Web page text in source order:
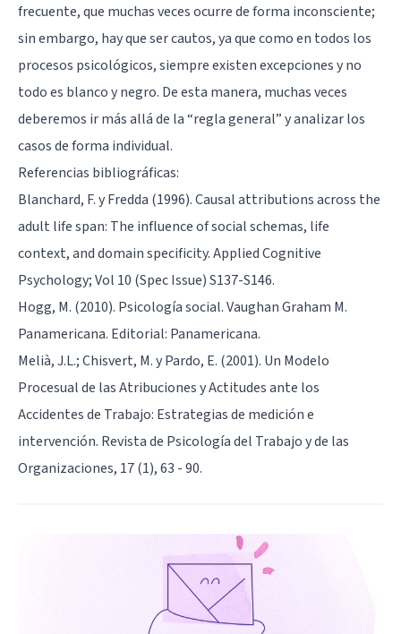
frecuente, que muchas veces ocurre de forma inconsciente;
sin embargo, hay que ser cautos, ya que como en todos los
procesos psicológicos, siempre existen excepciones y no
todo es blanco y negro. De esta manera, muchas veces
deberemos ir más allá de la “regla general” y analizar los
casos de forma individual.
Referencias bibliográficas:
Blanchard, F. y Fredda (1996). Causal attributions across the
adult life span: The influence of social schemas, life
context, and domain specificity. Applied Cognitive
Psychology; Vol 10 (Spec Issue) S137-S146.
Hogg, M. (2010). Psicología social. Vaughan Graham M.
Panamericana. Editorial: Panamericana.
Melià, J.L.; Chisvert, M. y Pardo, E. (2001). Un Modelo
Procesual de las Atribuciones y Actitudes ante los
Accidentes de Trabajo: Estrategias de medición e
intervención. Revista de Psicología del Trabajo y de las
Organizaciones, 17 (1), 63 - 90.